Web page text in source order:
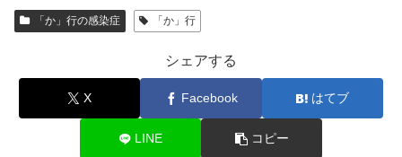
「か」行の感染症 「か」行
シェアする
X Facebook はてブ
LINE コピー